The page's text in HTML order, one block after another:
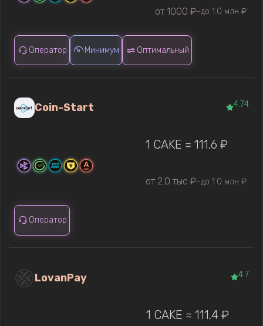
от 1000 ₽—до 1.0 млн ₽
Оператор Минимум Оптимальный
Coin-Start 4.74
1 CAKE ≈ 111.6 ₽
от 2.0 тыс ₽—до 1.0 млн ₽
Оператор
LovanPay 4.7
1 CAKE ≈ 111.4 ₽